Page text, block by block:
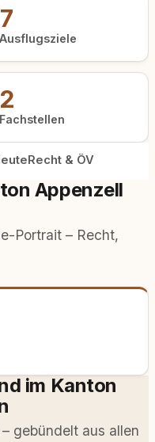
7
Ausflugsziele
2
Fachstellen
Recht & ÖV
Appenzell
Portrait – Recht,
im Kanton
gebündelt aus allen